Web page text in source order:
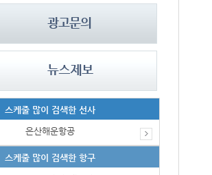
스케줄 많이 검색한 선사
은산해운항공
스케줄 많이 검색한 항구